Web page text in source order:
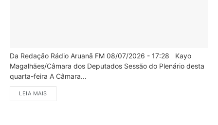
Da Redação Rádio Aruanã FM 08/07/2026 - 17:28 Kayo
Magalhães/Câmara dos Deputados Sessão do Plenário desta
quarta-feira A Câmara...
LEIA MAIS